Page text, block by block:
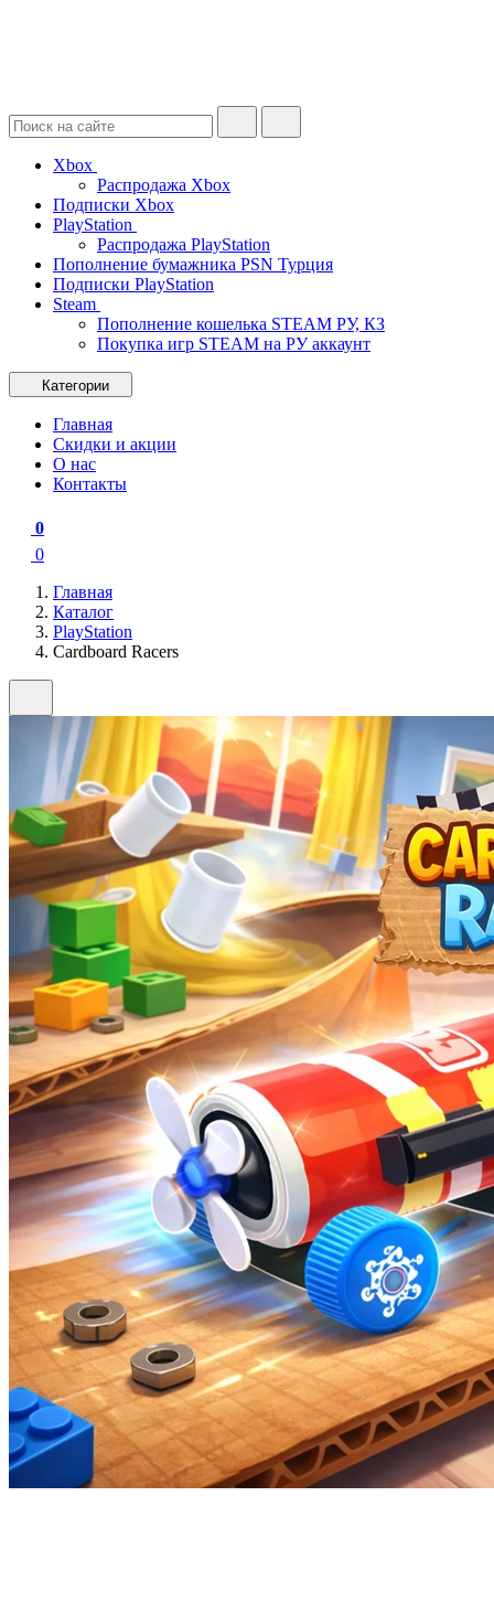
Xbox
Распродажа Xbox
Подписки Xbox
PlayStation
Распродажа PlayStation
Пополнение бумажника PSN Турция
Подписки PlayStation
Steam
Пополнение кошелька STEAM РУ, КЗ
Покупка игр STEAM на РУ аккаунт
Категории
Главная
Скидки и акции
О нас
Контакты
0
0
Главная
Каталог
PlayStation
Cardboard Racers